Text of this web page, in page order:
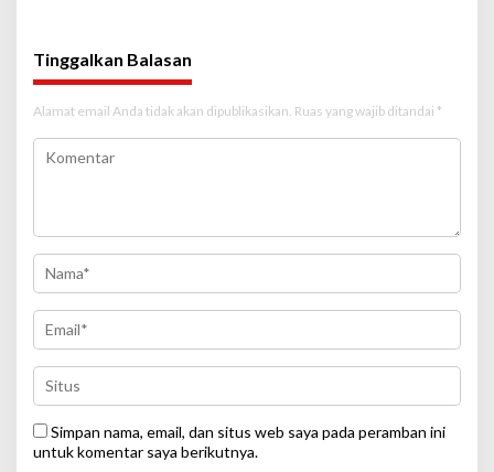
Tinggalkan Balasan
Alamat email Anda tidak akan dipublikasikan. Ruas yang wajib ditandai *
Simpan nama, email, dan situs web saya pada peramban ini
untuk komentar saya berikutnya.